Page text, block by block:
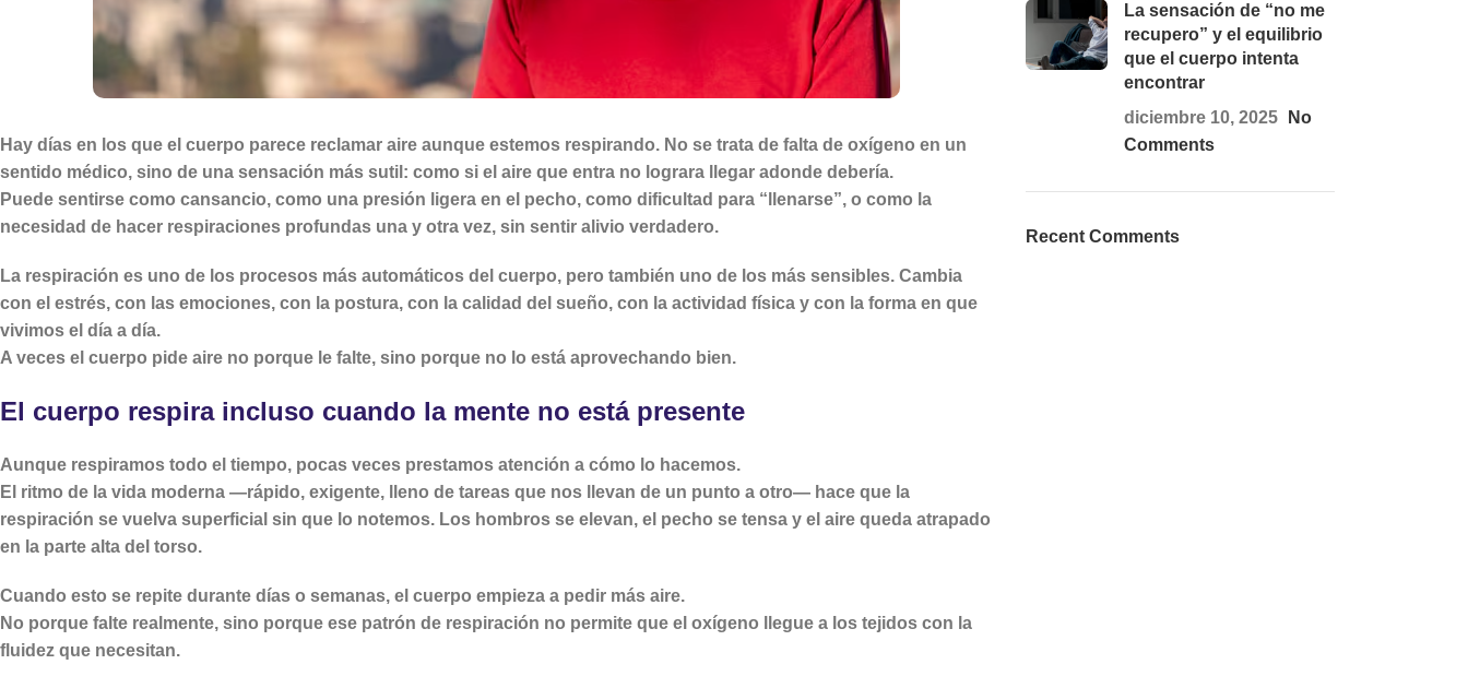
Hay días en los que el cuerpo parece reclamar aire aunque estemos respirando. No se trata de falta de oxígeno en un
sentido médico, sino de una sensación más sutil: como si el aire que entra no lograra llegar adonde debería.
Puede sentirse como cansancio, como una presión ligera en el pecho, como dificultad para “llenarse”, o como la
necesidad de hacer respiraciones profundas una y otra vez, sin sentir alivio verdadero.
La respiración es uno de los procesos más automáticos del cuerpo, pero también uno de los más sensibles. Cambia
con el estrés, con las emociones, con la postura, con la calidad del sueño, con la actividad física y con la forma en que
vivimos el día a día.
A veces el cuerpo pide aire no porque le falte, sino porque no lo está aprovechando bien.
El cuerpo respira incluso cuando la mente no está presente
Aunque respiramos todo el tiempo, pocas veces prestamos atención a cómo lo hacemos.
El ritmo de la vida moderna —rápido, exigente, lleno de tareas que nos llevan de un punto a otro— hace que la
respiración se vuelva superficial sin que lo notemos. Los hombros se elevan, el pecho se tensa y el aire queda atrapado
en la parte alta del torso.
Cuando esto se repite durante días o semanas, el cuerpo empieza a pedir más aire.
No porque falte realmente, sino porque ese patrón de respiración no permite que el oxígeno llegue a los tejidos con la
fluidez que necesitan.
La sensación de “no me
recupero” y el equilibrio
que el cuerpo intenta
encontrar
diciembre 10, 2025
No
Comments
Recent Comments